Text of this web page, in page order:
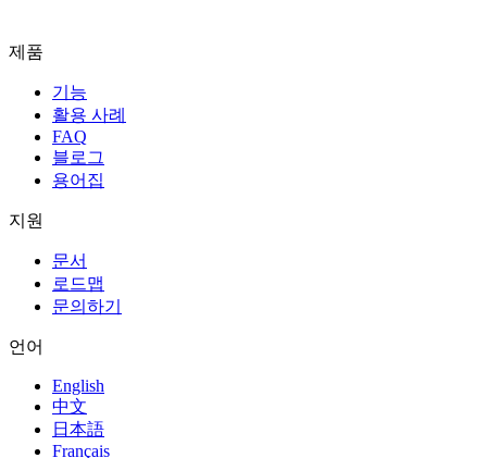
제품
기능
활용 사례
FAQ
블로그
용어집
지원
문서
로드맵
문의하기
언어
English
中文
日本語
Français